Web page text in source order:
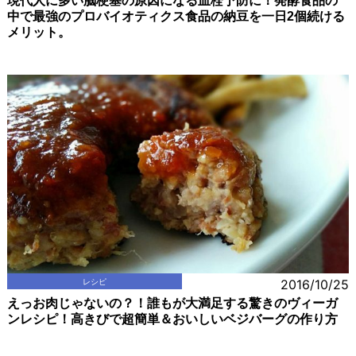
中で最強のプロバイオティクス食品の納豆を一日2個続ける
メリット。
レシピ 2016/10/25
えっお肉じゃないの？！誰もが大満足する驚きのヴィーガ
ンレシピ！高きびで超簡単＆おいしいベジバーグの作り方